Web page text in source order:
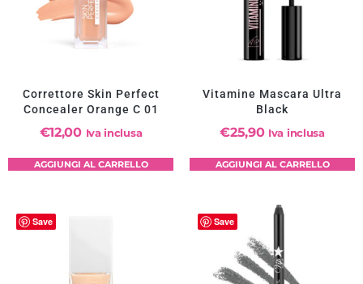
Correttore Skin Perfect
Concealer Orange C 01
€12,00 Iva inclusa
AGGIUNGI AL CARRELLO
Vitamine Mascara Ultra
Black
€25,90 Iva inclusa
AGGIUNGI AL CARRELLO
Save Save